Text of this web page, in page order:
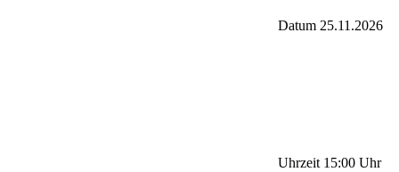
Datum 25.11.2026
Uhrzeit 15:00 Uhr